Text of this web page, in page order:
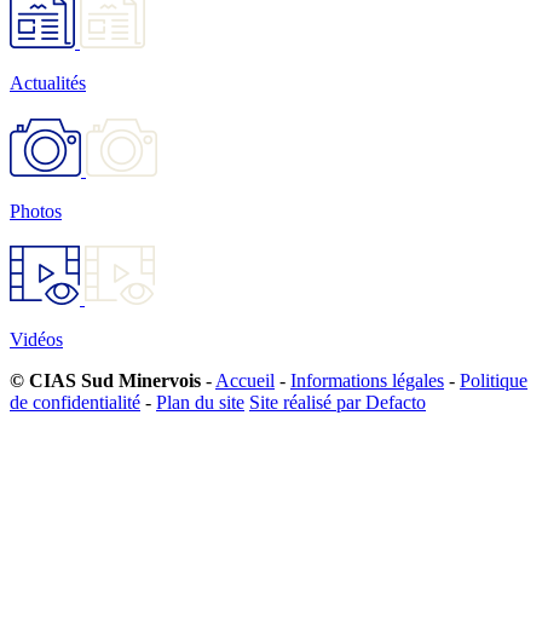
Actualités
Photos
Vidéos
© CIAS Sud Minervois - Accueil - Informations légales - Politique
de confidentialité - Plan du site Site réalisé par Defacto